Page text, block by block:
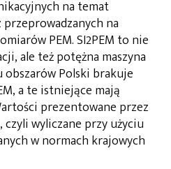
na temat
na
PEM. SI2PEM to nie
ale też potężna maszyna
Polski brakuje
a te istniejące mają
prezentowane przez
czyli wyliczane przy użyciu
w normach krajowych